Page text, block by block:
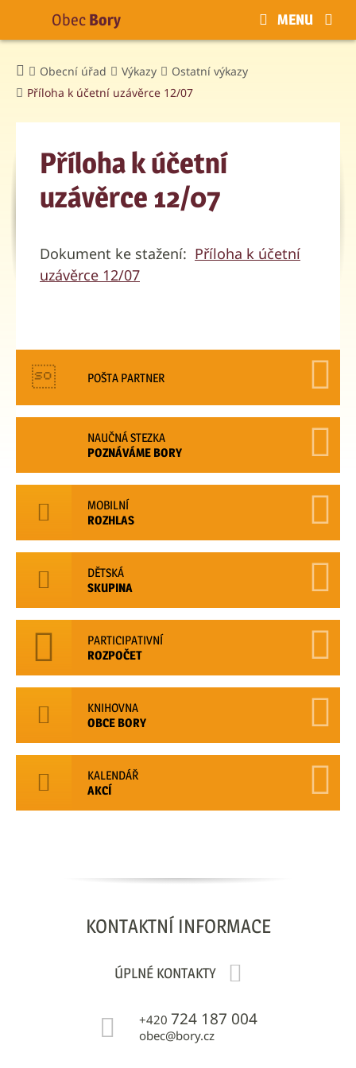
Obecní úřad Výkazy
Ostatní výkazy
Příloha k účetní uzávěrce 12/07
Příloha k účetní
uzávěrce 12/07
Dokument ke stažení: Příloha k účetní
uzávěrce 12/07
POŠTA PARTNER
NAUČNÁ STEZKA
POZNÁVÁME BORY
MOBILNÍ
ROZHLAS
DĚTSKÁ
SKUPINA
PARTICIPATIVNÍ
ROZPOČET
KNIHOVNA
OBCE BORY
KALENDÁŘ
AKCÍ
KONTAKTNÍ INFORMACE
+420 724 187 004
obec@bory.cz
ÚPLNÉ KONTAKTY
Obec Bory MENU